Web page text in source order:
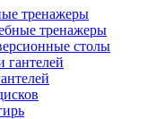
тренажеры
тренажеры
столы